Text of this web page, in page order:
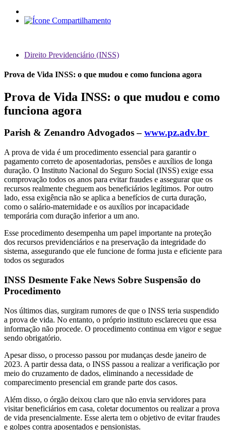
Direito Previdenciário (INSS)
Prova de Vida INSS: o que mudou e como funciona agora
Prova de Vida INSS: o que mudou e como
funciona agora
Parish & Zenandro Advogados – www.pz.adv.br
A prova de vida é um procedimento essencial para garantir o
pagamento correto de aposentadorias, pensões e auxílios de longa
duração. O Instituto Nacional do Seguro Social (INSS) exige essa
comprovação todos os anos para evitar fraudes e assegurar que os
recursos realmente cheguem aos beneficiários legítimos. Por outro
lado, essa exigência não se aplica a benefícios de curta duração,
como o salário-maternidade e os auxílios por incapacidade
temporária com duração inferior a um ano.
Esse procedimento desempenha um papel importante na proteção
dos recursos previdenciários e na preservação da integridade do
sistema, assegurando que ele funcione de forma justa e eficiente para
todos os segurados
INSS Desmente Fake News Sobre Suspensão do
Procedimento
Nos últimos dias, surgiram rumores de que o INSS teria suspendido
a prova de vida. No entanto, o próprio instituto esclareceu que essa
informação não procede. O procedimento continua em vigor e segue
sendo obrigatório.
Apesar disso, o processo passou por mudanças desde janeiro de
2023. A partir dessa data, o INSS passou a realizar a verificação por
meio do cruzamento de dados, eliminando a necessidade de
comparecimento presencial em grande parte dos casos.
Além disso, o órgão deixou claro que não envia servidores para
visitar beneficiários em casa, coletar documentos ou realizar a prova
de vida presencialmente. Esse alerta tem o objetivo de evitar fraudes
e golpes contra aposentados e pensionistas.